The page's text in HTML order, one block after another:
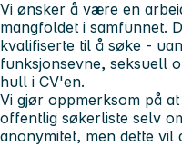
Vi ønsker å være en
mangfoldet i samfunnet.
kvalifiserte til å søke -
funksjonsevne, seksuell
hull i CV'en.
Vi gjør oppmerksom på
offentlig søkerliste selv
anonymitet, men dette